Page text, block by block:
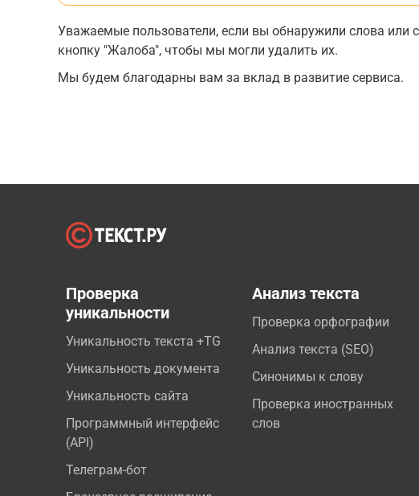
Уважаемые пользователи, если вы обнаружили слова или
кнопку "Жалоба", чтобы мы могли удалить их.
Мы будем благодарны вам за вклад в развитие сервиса.
Проверка
уникальности
Уникальность текста +TG
Уникальность документа
Уникальность сайта
Программный интерфейс
(API)
Телеграм-бот
Анализ текста
Проверка орфографии
Анализ текста (SEO)
Синонимы к слову
Проверка иностранных
слов